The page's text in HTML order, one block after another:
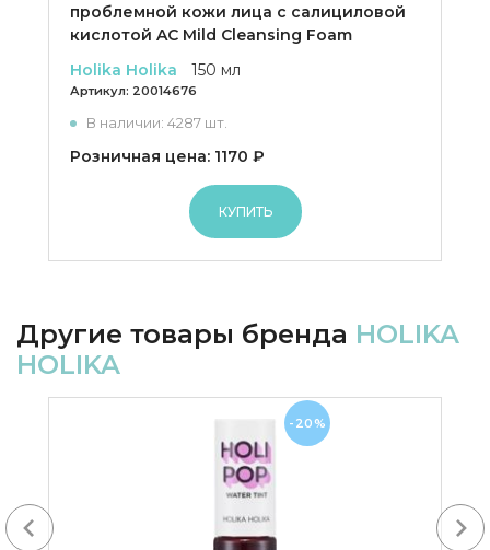
проблемной кожи лица с салициловой
кислотой AC Mild Cleansing Foam
Holika Holika
150 мл
Артикул: 20014676
В наличии: 4287 шт.
Розничная цена: 1170 ₽
КУПИТЬ
Другие товары бренда HOLIKA
HOLIKA
-20%